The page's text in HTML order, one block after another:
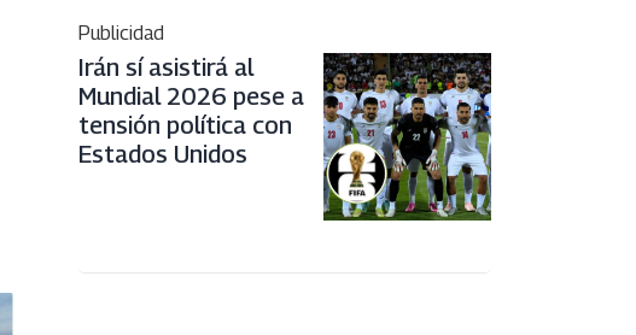
Publicidad
Irán sí asistirá al
Mundial 2026 pese a
tensión política con
Estados Unidos